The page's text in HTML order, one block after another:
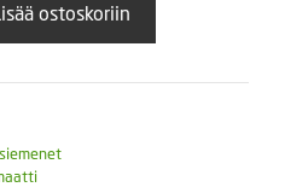
ostoskoriin